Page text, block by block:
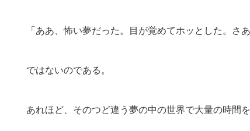
「ああ、怖い夢だった。目が覚めてホッとした。さ
ではないのである。
あれほど、そのつど違う夢の中の世界で大量の時間